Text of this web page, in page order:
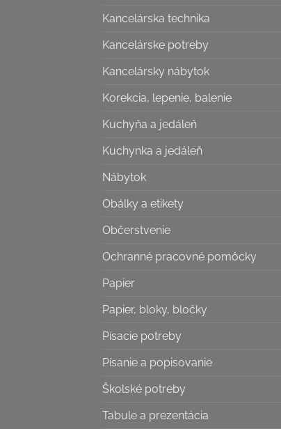
Kancelárska technika
Kancelárske potreby
Kancelársky nábytok
Korekcia, lepenie, balenie
Kuchyňa a jedáleň
Kuchynka a jedáleň
Nábytok
Obálky a etikety
Občerstvenie
Ochranné pracovné pomôcky
Papier
Papier, bloky, bločky
Písacie potreby
Písanie a popisovanie
Školské potreby
Tabule a prezentácia